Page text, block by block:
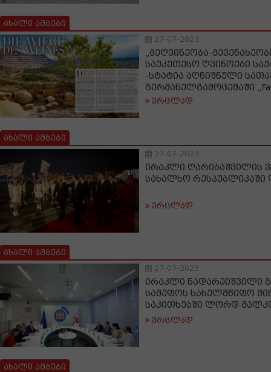
ახალი ამბები
27-07-2023
„მეღვინეობა-
საუკეთესო ღვინოები
-სტატია აღნიშნული
გერმანულგამოცემაში
ვრცლად
ახალი ამბები
27-07-2023
ირაკლი ღარიბაშვილის
სახალხო რესპუბლიკაში
ვრცლად
ახალი ამბები
27-07-2023
ირაკლი ნადარეიშვილი
სამეფოს სახელმწიფო
საკითხებში ლორდ
ვრცლად
ახალი ამბები